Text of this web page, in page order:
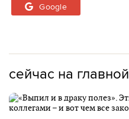
Google
сейчас на главной